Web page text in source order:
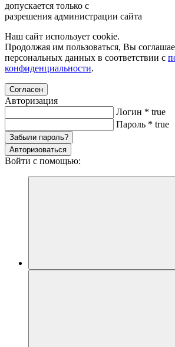
допускается только с
разрешения администрации сайта
Наш сайт использует cookie.
Продолжая им пользоваться, Вы
персональных данных в соответствии с
конфиденциальности.
Согласен
Авторизация
Логин * true
Пароль * true
Забыли пароль?
Авторизоваться
Войти с помощью: